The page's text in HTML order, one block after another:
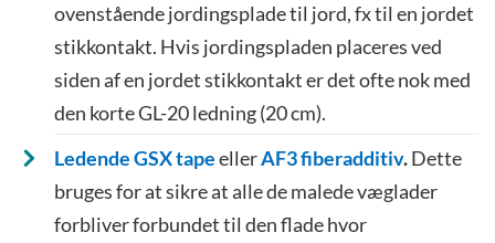
ovenstående jordingsplade til jord, fx til en jordet
stikkontakt. Hvis jordingspladen placeres ved
siden af en jordet stikkontakt er det ofte nok med
den korte GL-20 ledning (20 cm).
Ledende GSX tapeellerAF3 fiberadditiv.Dette
bruges for at sikre at alle de malede væglader
forbliver forbundet til den flade hvor